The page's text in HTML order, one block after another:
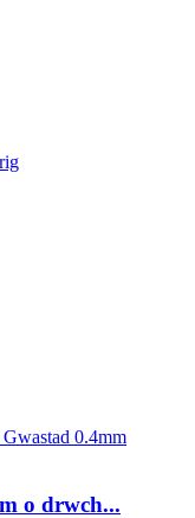
o drwch...